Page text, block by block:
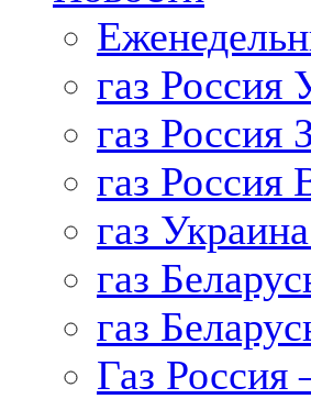
газ Россия
газ Россия
газ Россия
газ
газ
газ
Газ